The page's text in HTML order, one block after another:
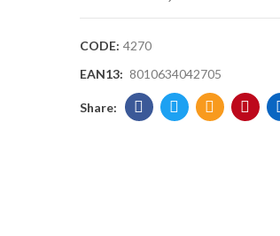
CODE: 4270
EAN13: 8010634042705